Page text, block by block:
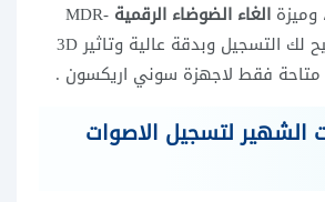
الغاء الضوضاء الرقمية MDR-
NC31EM والتي تتيح لك التسجيل وبدقة عالية وتاثير 3D
متاحة فقط لاجهزة سوني اريكسون .
لتسجيل الاصوات